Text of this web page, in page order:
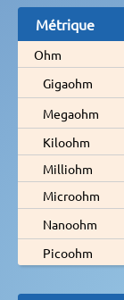
Métrique
Ohm
Gigaohm
Megaohm
Kiloohm
Milliohm
Microohm
Nanoohm
Picoohm